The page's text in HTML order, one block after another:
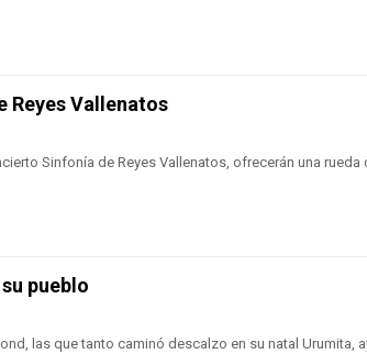
Reyes Vallenatos
Sinfonía de Reyes Vallenatos, ofrecerán una rueda
pueblo
las que tanto caminó descalzo en su natal Urumita,